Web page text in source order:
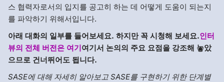
스 협력자로서의 입지를 공고히 하는 데 어떻게 도움이 되는지
를 파악하기 위해서입니다.
아래 대화의 일부를 들어보세요. 하지만 꼭 시청해 보세요.인터
뷰의 전체 버전은 여기여기서 논의의 주요 요점을 강조해 놓았
으므로 건너뛰어도 됩니다.
SASE에 대해 자세히 알아보고 SASE를 구현하기 위한 단계별